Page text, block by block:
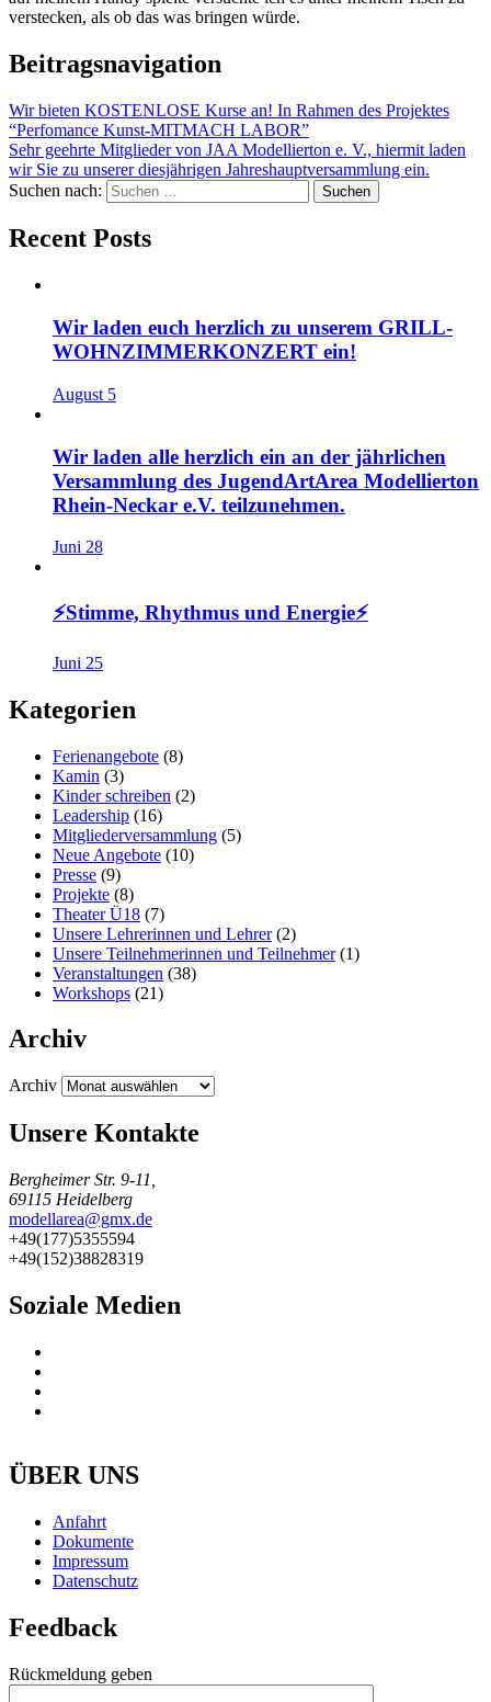
verstecken, als ob das was bringen würde.
Beitragsnavigation
Wir bieten KOSTENLOSE Kurse an! In Rahmen des Projektes
“Perfomance Kunst-MITMACH LABOR”
Sehr geehrte Mitglieder von JAA Modellierton e. V., hiermit laden
wir Sie zu unserer diesjährigen Jahreshauptversammlung ein.
Suchen nach:
Recent Posts
Wir laden euch herzlich zu unserem GRILL-
WOHNZIMMERKONZERT ein!
August 5
Wir laden alle herzlich ein an der jährlichen
Versammlung des JugendArtArea Modellierton
Rhein-Neckar e.V. teilzunehmen.
Juni 28
⚡️Stimme, Rhythmus und Energie⚡️
Juni 25
Kategorien
Ferienangebote (8)
Kamin (3)
Kinder schreiben (2)
Leadership (16)
Mitgliederversammlung (5)
Neue Angebote (10)
Presse (9)
Projekte (8)
Theater Ü18 (7)
Unsere Lehrerinnen und Lehrer(2)
Unsere Teilnehmerinnen und Teilnehmer(1)
Veranstaltungen (38)
Workshops (21)
Archiv
Archiv
Unsere Kontakte
Bergheimer Str. 9-11,
69115 Heidelberg
modellarea@gmx.de
+49(177)5355594
+49(152)38828319
Soziale Medien
ÜBER UNS
Anfahrt
Dokumente
Impressum
Datenschutz
Feedback
Rückmeldung geben